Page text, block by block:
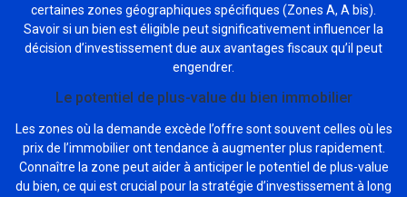
certaines zones géographiques spécifiques (Zones A, A bis).
Savoir si un bien est éligible peut significativement influencer la
décision d’investissement due aux avantages fiscaux qu’il peut
engendrer.
Le potentiel de plus-value du bien immobilier
Les zones où la demande excède l’offre sont souvent celles où les
prix de l’immobilier ont tendance à augmenter plus rapidement.
Connaître la zone peut aider à anticiper le potentiel de plus-value
du bien, ce qui est crucial pour la stratégie d’investissement à long